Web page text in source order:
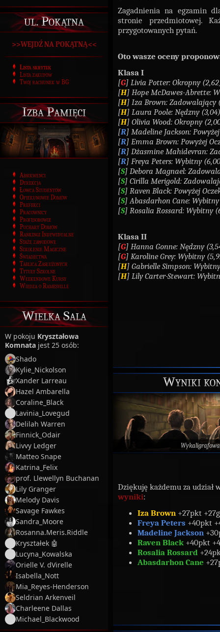
ul. Pokątna
>>WEJDŹ NA POKĄTNĄ<<
Lista skrytek
Lista zakupów
Twój rachunek w BG
Izba Pamięci
Absolwenci
Dyrekcja
Łowca Studentów
Opiekunowie Domów
Prefekci
Pracownicy
Profesorowie
Puchary Domów
Rankingi Indywidualne
Staże zawodowe
Szkolenie Magiczne
Świadectwa
Tablica Zasłużonych
Tytuły Szkolne
Weekendowe Kursy
Wiedza o Ramesville
Wielka Sala
W pokoju Kryształowa
Komnata jest 25 osób:
Shado
Kylie_Nickolson
Xander Larreau
Hazel Ambarella
Coraline_Black
Lavinia_Lovegud
Delilah Warren
Finnick_Odair
Livvy Ledger
Matteo Snape
Katrina_Felix
prof. Llewellyn Buchanan
Lily Granger
Melody Davis
Savage Fawkes
Sandra_Moore
Rosanna.Meris.Riddle
Kryształek 🤖
Lucyna_Kowalska
Orielle V. dVirelle
Isabella_Nott
Mia_Reyes-Henderson
Seldrian Arkenveil
Charleene Dallas
Michael_Blackwood
Zagadnienia na egzamin
stronie przedmiotowej.
przygotowanych pytań.
Oto wasze oceny
Klasa I
[G] Livia Potter: Okropny
[H] Hope McDawes-Abrette:
[H] Iza Brown: Zadowalający
[H] Laura Poole: Nędzny (3,04)
[H] Olivia Wood: Okropny
[R] Madeline Jackson:
[R] Emma Brown: Powyżej
[R] Dżasmine Mahidevran:
[R] Freya Peters: Wybitny
[S] Debora Magnael:
[S] Cirilla Merigold:
[S] Raven Black: Powyżej
[S] Abasdarhon Cane:
[S] Rosalia Rossard: Wybitny
Klasa II
[G] Hanna Gonne: Nędzny
[G] Karoline Grey: Wybitny
[H] Gabrielle Simpson:
[H] Lily Carter-Stewart:
Wyniki
Dziękuję każdemu za udział
wyniki:
Iza Brown +27pkt
Freya Peters +40pkt
Madeline Jackson
Raven Black +40pkt
Rosalia Rossard
Abasdarhon Cane